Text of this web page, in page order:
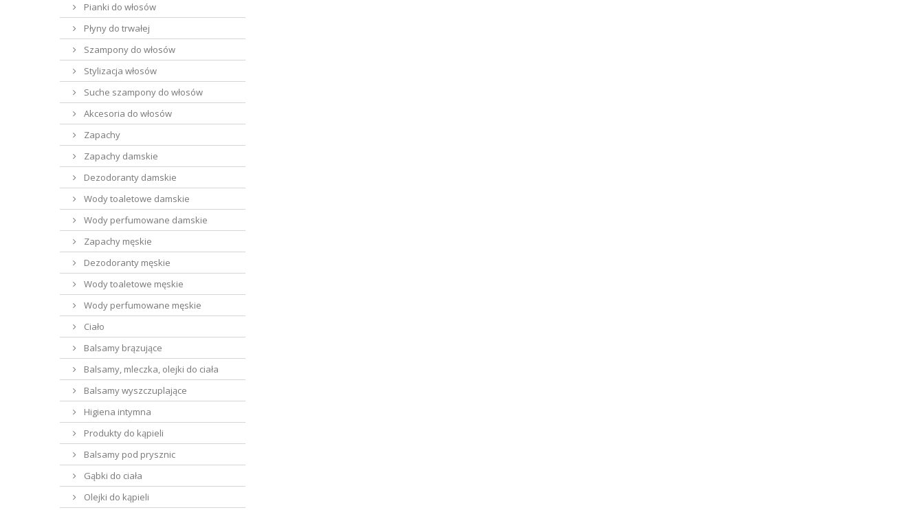
Pianki do włosów
Płyny do trwałej
Szampony do włosów
Stylizacja włosów
Suche szampony do włosów
Akcesoria do włosów
Zapachy
Zapachy damskie
Dezodoranty damskie
Wody toaletowe damskie
Wody perfumowane damskie
Zapachy męskie
Dezodoranty męskie
Wody toaletowe męskie
Wody perfumowane męskie
Ciało
Balsamy brązujące
Balsamy, mleczka, olejki do ciała
Balsamy wyszczuplające
Higiena intymna
Produkty do kąpieli
Balsamy pod prysznic
Gąbki do ciała
Olejki do kąpieli